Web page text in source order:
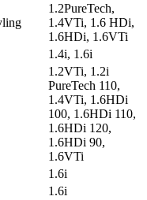
1.2PureTech,
1.4VTi, 1.6 HDi,
1.6HDi, 1.6VTi
1.4i, 1.6i
1.2VTi, 1.2i
PureTech 110,
1.4VTi, 1.6HDi
100, 1.6HDi 110,
1.6HDi 120,
1.6HDi 90,
1.6VTi
1.6i
1.6i